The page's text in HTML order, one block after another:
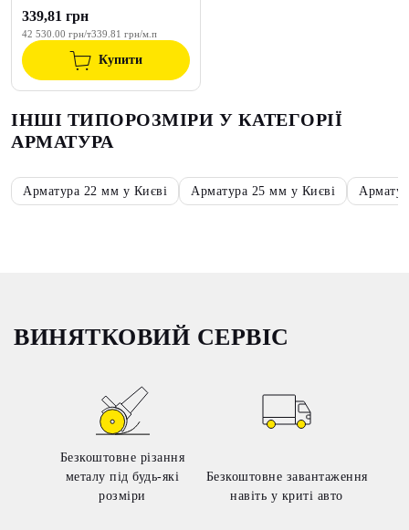
339,81 грн
42 530.00 грн/т339.81 грн/м.п
Купити
ІНШІ ТИПОРОЗМІРИ У КАТЕГОРІЇ
АРМАТУРА
Арматура 22 мм у Києві Арматура 25 мм у Києві
ВИНЯТКОВИЙ СЕРВІС
Безкоштовне різання
металу під будь-які
розміри
Безкоштовне завантаження
навіть у криті авто